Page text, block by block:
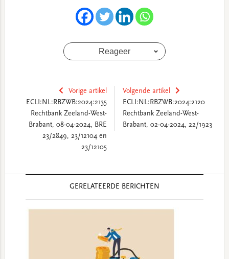
Reageer
Vorige artikel
ECLI:NL:RBZWB:2024:2135
Rechtbank Zeeland-West-
Brabant, 08-04-2024, BRE
23/2849, 23/12104 en
23/12105
Volgende artikel
ECLI:NL:RBZWB:2024:2120
Rechtbank Zeeland-West-
Brabant, 02-04-2024, 22/1923
GERELATEERDE BERICHTEN